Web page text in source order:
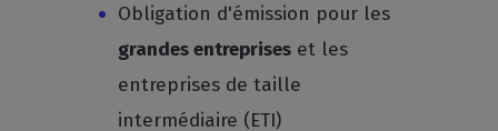
Obligation d'émission pour les
grandes entreprises et les
entreprises de taille
intermédiaire (ETI)